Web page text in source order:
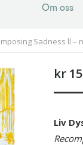
Om oss
Sadness ll –
kr
Liv